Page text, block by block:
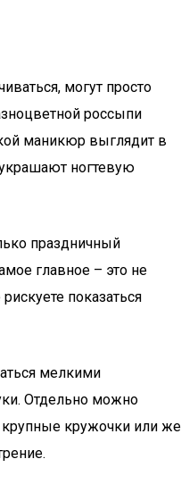
могут просто
россыпи
маникюр выглядит в
ногтевую
праздничный
главное – это не
показаться
мелкими
Отдельно можно
крупные кружочки или же